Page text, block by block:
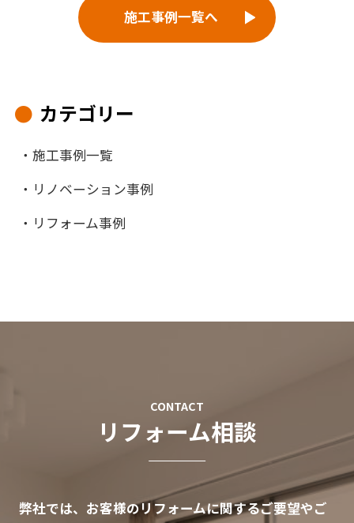
施工事例一覧へ
カテゴリー
施工事例一覧
リノベーション事例
リフォーム事例
CONTACT
リフォーム相談
弊社では、お客様のリフォームに関するご要望やご